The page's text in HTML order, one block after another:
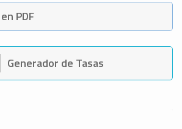
PDF
Generador de Tasas